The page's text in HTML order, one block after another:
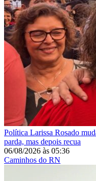
Política Larissa Rosado
parda, mas depois recua
06/08/2026 às 05:36
Caminhos do RN